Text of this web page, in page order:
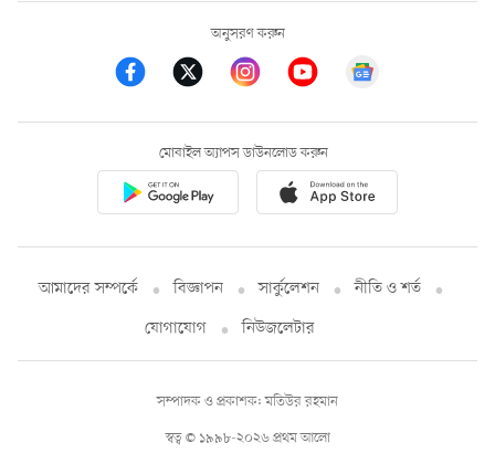
অনুসরণ করুন
মোবাইল অ্যাপস ডাউনলোড করুন
আমাদের সম্পর্কে বিজ্ঞাপন সার্কুলেশন
নীতি ও শর্ত
যোগাযোগ
নিউজলেটার
স্বত্ব © ১৯৯৮-২০২৬ প্রথম আলো
সম্পাদক ও প্রকাশক: মতিউর রহমান